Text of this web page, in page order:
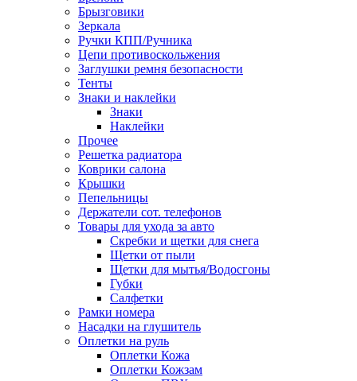
Брызговики
Зеркала
Ручки КПП/Ручника
Цепи противоскольжения
Заглушки ремня безопасности
Тенты
Знаки и наклейки
Знаки
Наклейки
Прочее
Решетка радиатора
Коврики салона
Крышки
Пепельницы
Держатели сот. телефонов
Товары для ухода за авто
Скребки и щетки для снега
Щетки от пыли
Щетки для мытья/Водосгоны
Губки
Салфетки
Рамки номера
Насадки на глушитель
Оплетки на руль
Оплетки Кожа
Оплетки Кожзам